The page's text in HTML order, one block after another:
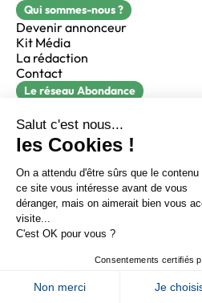
Sur LinkedIn Sur
Sur X Sur
Newsletter Abondance
Qui sommes-nous ?
Devenir annonceur
Kit Média
La rédaction
Contact
Le réseau Abondance
Réacteur
alfie formation
CGV